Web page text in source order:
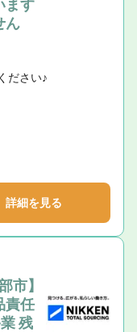
ます
ん
ださい♪
詳細を見る
市】
責任
残